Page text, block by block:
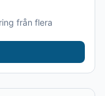
från flera